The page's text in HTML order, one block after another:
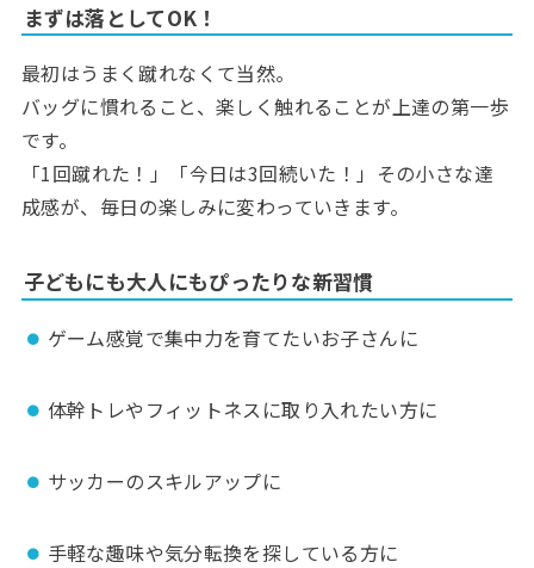
まずは落としてOK！
最初はうまく蹴れなくて当然。
バッグに慣れること、楽しく触れることが上達の第一歩
です。
「1回蹴れた！」「今日は3回続いた！」その小さな達
成感が、毎日の楽しみに変わっていきます。
子どもにも大人にもぴったりな新習慣
ゲーム感覚で集中力を育てたいお子さんに
体幹トレやフィットネスに取り入れたい方に
サッカーのスキルアップに
手軽な趣味や気分転換を探している方に